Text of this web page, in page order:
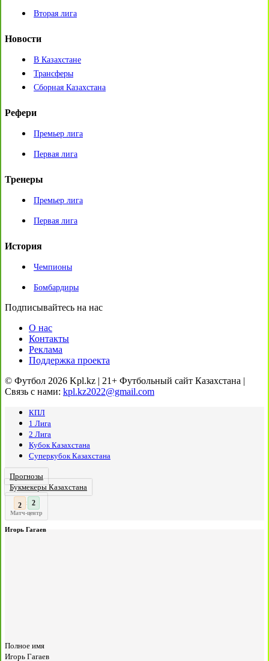
Вторая лига
Новости
В Казахстане
Трансферы
Сборная Казахстана
Рефери
Премьер лига
Первая лига
Тренеры
Премьер лига
Первая лига
История
Чемпионы
Бомбардиры
Подписывайтесь на нас
О нас
Контакты
Реклама
Поддержка проекта
© Футбол 2026 Kpl.kz | 21+ Футбольный сайт Казахстана |
Связь с нами: kpl.kz2022@gmail.com
КПЛ
1 Лига
2 Лига
Кубок Казахстана
Суперкубок Казахстана
Прогнозы
Букмекеры Казахстана
3 : 2
Матч-центр
Игорь Гагаев
Полное имя
Игорь Гагаев